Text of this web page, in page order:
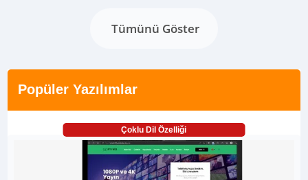
Tümünü Göster
Popüler Yazılımlar
Çoklu Dil Özelliği